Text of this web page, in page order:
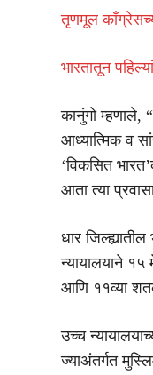
तृणमूल
भारतातून
कानुंगो म्हणाले,
आध्यात्मिक व
‘विकसित
आता त्या
धार
न्यायालयाने १५
आणि ११व्या
उच्च
ज्याअंतर्गत